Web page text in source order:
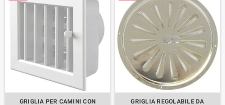
GRIGLIA PER CAMINI CON
GRIGLIA REGOLABILE DA